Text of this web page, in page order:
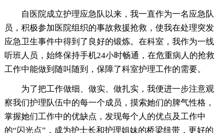
自医院成立护理应急队以来，我一直作为一名应急队
员，积极参加医院组织的事故救援抢救，使我在处理突发
应急卫生事件中得到了良好的锻炼。在科室，我作为一线
听班人员，始终保持手机24小时畅通，在危重病人的抢救
工作中能做到随叫随到，保障了科室护理工作的需要。
为了把工作做细、做实、做扎实，我便进一步注意观
察我们护理队伍中的每一个成员，摸索她们的脾气性格，
掌握她们工作中的优缺点，发现每个人的优点及工作中
的“闪光点”，成为护士长和护理姐妹的桥梁纽带，更好的